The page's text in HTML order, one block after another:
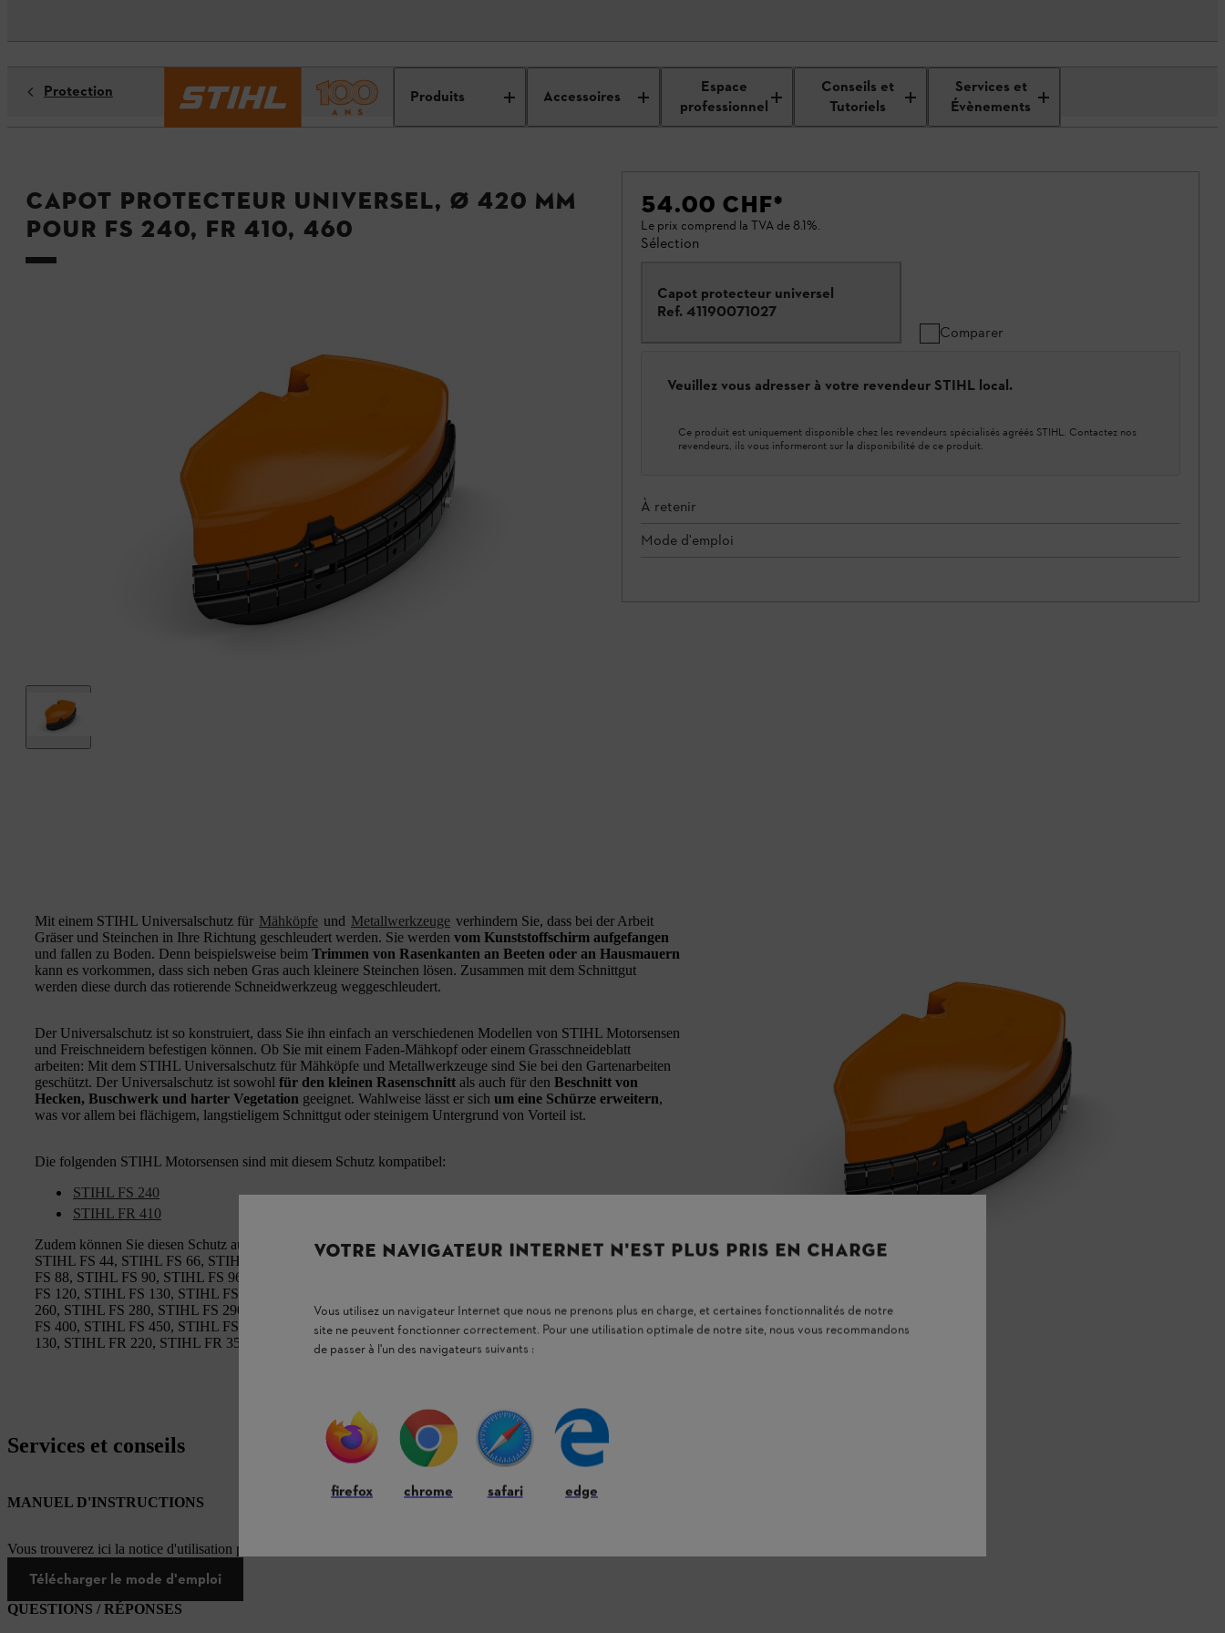
Produits Accessoires
Espace
professionnel
Conseils et
Tutoriels
Services et
Évènements
Protection
Capot protecteur universel, Ø 420 mm
pour FS 240, FR 410, 460
54.00 CHF*
Le prix comprend la TVA de 8.1%.
Sélection
Capot protecteur universel
Ref. 41190071027
Comparer
Veuillez vous adresser à votre revendeur STIHL local.
Ce produit est uniquement disponible chez les revendeurs spécialisés agréés STIHL. Contactez nos
revendeurs, ils vous informeront sur la disponibilité de ce produit.
À retenir
Mode d'emploi
Mit einem STIHL Universalschutz für Mähköpfe und Metallwerkzeuge verhindern Sie, dass bei der Arbeit
Gräser und Steinchen in Ihre Richtung geschleudert werden. Sie werden vom Kunststoffschirm aufgefangen
und fallen zu Boden. Denn beispielsweise beim Trimmen von Rasenkanten an Beeten oder an Hausmauern
kann es vorkommen, dass sich neben Gras auch kleinere Steinchen lösen. Zusammen mit dem Schnittgut
werden diese durch das rotierende Schneidwerkzeug weggeschleudert.
Der Universalschutz ist so konstruiert, dass Sie ihn einfach an verschiedenen Modellen von STIHL Motorsensen
und Freischneidern befestigen können. Ob Sie mit einem Faden-Mähkopf oder einem Grasschneideblatt
arbeiten: Mit dem STIHL Universalschutz für Mähköpfe und Metallwerkzeuge sind Sie bei den Gartenarbeiten
geschützt. Der Universalschutz ist sowohl für den kleinen Rasenschnitt als auch für den Beschnitt von
Hecken, Buschwerk und harter Vegetation geeignet. Wahlweise lässt er sich um eine Schürze erweitern,
was vor allem bei flächigem, langstieligem Schnittgut oder steinigem Untergrund von Vorteil ist.
Die folgenden STIHL Motorsensen sind mit diesem Schutz kompatibel:
STIHL FS 240
STIHL FR 410
Zudem können Sie diesen Schutz auch mit den dauerhaft nicht mehr verfügbaren Motorsensen STIHL FSE 65,
STIHL FS 44, STIHL FS 66, STIHL FS 74, STIHL FS 80, STIHL FS 81, STIHL FS 86, STIHL FS 87, STIHL
FS 88, STIHL FS 90, STIHL FS 96, STIHL FS 100, STIHL FS 106, STIHL FS 108, STIHL FS 110, STIHL
FS 120, STIHL FS 130, STIHL FS 160, STIHL FS 200, STIHL FS 220, STIHL FS 250, STIHL FS
260, STIHL FS 280, STIHL FS 290, STIHL FS 300, STIHL FS 310, STIHL FS 350, STIHL FS 380, STIHL
FS 400, STIHL FS 450, STIHL FS 460, STIHL FS 480, STIHL FR 85, FR 106, STIHL FR 108, STIHL FR
130, STIHL FR 220, STIHL FR 350, STIHL FR 450 und STIHL FR 460 verwenden.
Services et conseils
MANUEL D'INSTRUCTIONS
Vous trouverez ici la notice d'utilisation pour ce produit STIHL
Télécharger le mode d'emploi
QUESTIONS / RÉPONSES
VOTRE NAVIGATEUR INTERNET N'EST PLUS PRIS EN CHARGE
Vous utilisez un navigateur Internet que nous ne prenons plus en charge, et certaines fonctionnalités de notre
site ne peuvent fonctionner correctement. Pour une utilisation optimale de notre site, nous vous recommandons
de passer à l'un des navigateurs suivants :
firefox chrome safari edge